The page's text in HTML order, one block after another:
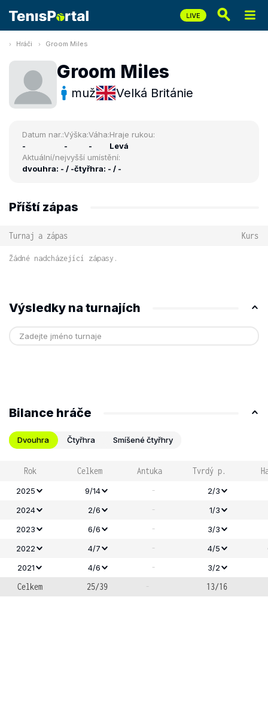
Hráči Groom Miles
Groom Miles
muž Velká Británie
Datum nar.:
-
Výška:
-
Váha:
-
Hraje rukou:
Levá
Aktuální/nejvyšší umístění:
dvouhra: - / -čtyřhra: - / -
Příští zápas
Turnaj a zápas Kurs
Žádné nadcházející zápasy.
Výsledky na turnajích
Bilance hráče
Dvouhra Čtyřhra Smíšené čtyřhry
Rok Celkem Antuka Tvrdý p.
2025 9/14 -
2/3
2024
2/6 -
1/3
2023
6/6 -
3/3
2022
4/7 - 4/5
2021
4/6 - 3/2
Celkem 25/39 - 13/16